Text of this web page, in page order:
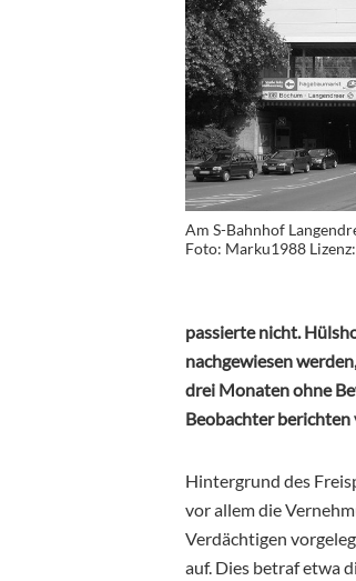
Am S-Bahnhof
Foto: Marku1988
passierte nicht.
nachgewiesen
drei Monaten ohne
Beobachter
Hintergrund des
vor allem die
Verdächtigen
auf. Dies betraf etwa